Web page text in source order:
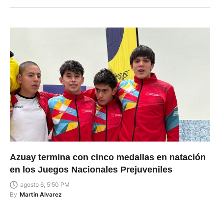
Azuay termina con cinco medallas en natación
en los Juegos Nacionales Prejuveniles
agosto 6, 5:50 PM
By Martin Alvarez